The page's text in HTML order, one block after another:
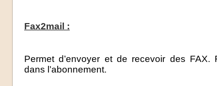
Fax2mail :
Permet d’envoyer et de recevoir des
dans l’abonnement.